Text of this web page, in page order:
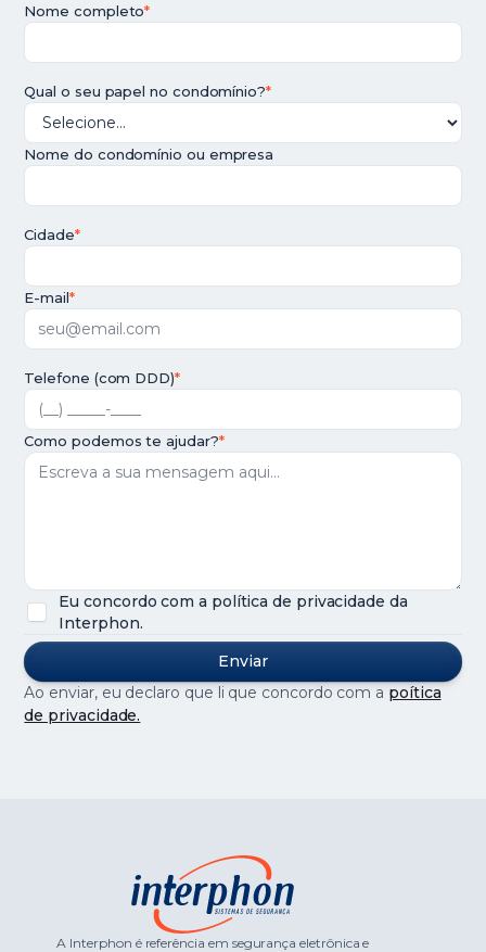
Nome completo*
Qual o seu papel no condomínio?*
Nome do condomínio ou empresa
Cidade*
E-mail*
Telefone (com DDD)*
Como podemos te ajudar?*
Eu concordo com a política de privacidade da
Interphon.
Ao enviar, eu declaro que li que concordo com a poítica
de privacidade.
A Interphon é referência em segurança eletrônica e